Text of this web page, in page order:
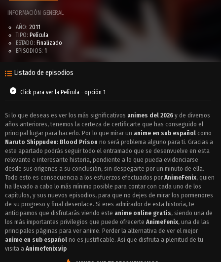
INFORMACIÓN GENERAL
AÑO: 2011
TIPO: Película
ESTADO: Finalizado
EPISODIOS: 1
Listado de episodios
Click para ver la Película - opción 1
Si lo que deseas es ver los más significativos animes del 2026 y de diversos
años anteriores, tenemos la certeza de certificarte que has conseguido el
principal lugar para hacerlo. Por lo que mirar un anime en sub español como
Naruto Shippuden: Blood Prison no será problema alguno para ti. Gracias a
este apartado podrás seguir todo el entramado que se desenvuelve en esta
relevante e interesante historia, pendiente a lo que pueda evidenciarse
desde sus orígenes a su conclusión, sin despegarte por un minuto de ella.
Todo esto es consecuencia a los esfuerzos efectuados por AnimeFenix, quien
ha llevado a cabo lo más mínimo posible para contar con cada uno de los
capítulos, y sus nuevos episodios, para que no dejes de mirar los pormenores
de su progreso y final desenlace. Si eres admirador de esta historia, te
anticipamos que disfrutarás viendo este anime online gratis, siendo una de
los más importantes privilegios que puede ofrecerte AnimeFenix, una de las
principales páginas para ver anime. Perder la alternativa de ver el mejor
anime en sub español no es justificable. Así que disfruta a plenitud de tu
visita a Animefenix.vip